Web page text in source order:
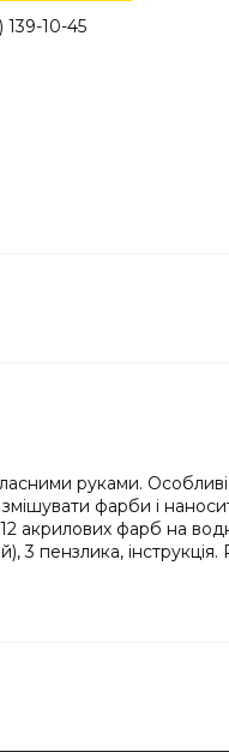
139-10-45
руками.
фарби і
акрилових фарб на
пензлика, інструкція.